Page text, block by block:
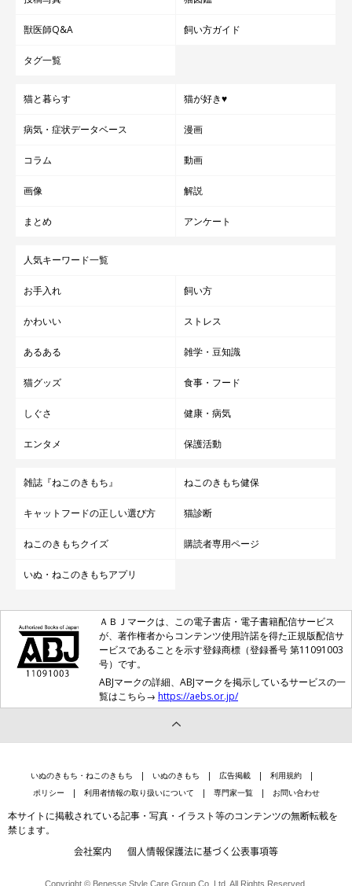
獣医師Q&A 飼い方ガイド
タグ一覧
猫と暮らす 猫が好き♥
病気・症状データベース 漫画
コラム 動画
画像 解説
まとめ アンケート
人気キーワード一覧
お手入れ 飼い方
かわいい ストレス
あるある 雑学・豆知識
猫グッズ 食事・フード
しぐさ 健康・病気
エンタメ 保護活動
雑誌『ねこのきもち』 ねこのきもち健保
キャットフードの正しい選び方 猫診断
ねこのきもちクイズ 購読者専用ページ
いぬ・ねこのきもちアプリ
ＡＢＪマークは、この電子書店・電子書籍配信サービス
が、著作権者からコンテンツ使用許諾を得た正規版配信サ
ービスであることを示す登録商標（登録番号 第11091003
号）です。
ABJマークの詳細、ABJマークを掲示しているサービスの一
覧はこちら→ https://aebs.or.jp/
いぬのきもち・ねこのきもち いぬのきもち 広告掲載
利用規約
ポリシー
利用者情報の取り扱いについて 専門家一覧 お問い合わせ
本サイトに掲載されている記事・写真・イラスト等のコンテンツの無断転載を
禁じます。
会社案内 個人情報保護法に基づく公表事項等
Copyright © Benesse Style Care Group Co.,Ltd. All Rights Reserved.